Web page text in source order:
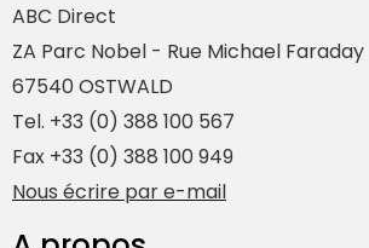
ABC Direct
ZA Parc Nobel - Rue Michael Faraday
67540 OSTWALD
Tel. +33 (0) 388 100 567
Fax +33 (0) 388 100 949
Nous écrire par e-mail